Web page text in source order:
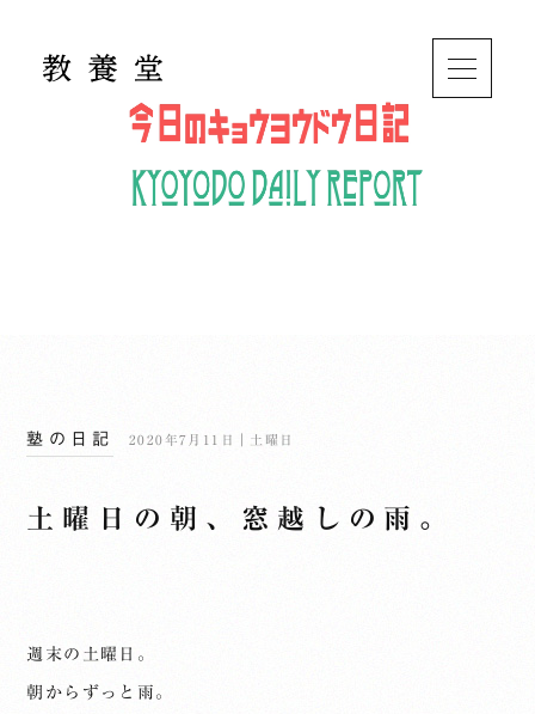
塾の日記 2020年7月11日｜土曜日
土曜日の朝、窓越しの雨。
週末の土曜日。
朝からずっと雨。